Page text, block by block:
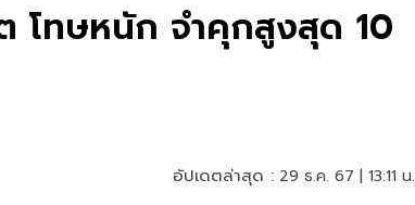
โทษหนัก จำคุกสูงสุด 10
อัปเดตล่าสุด : 29 ธ.ค. 67 | 13:11 น.